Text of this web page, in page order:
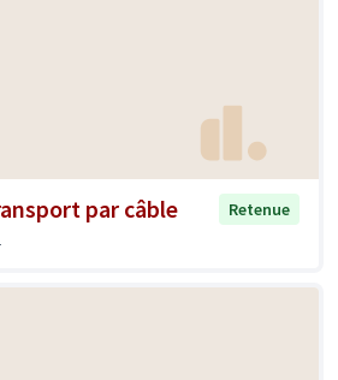
par câble
Retenue